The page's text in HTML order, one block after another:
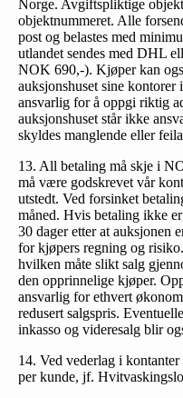
Norge. Avgiftspliktige
objektnummeret. Alle
post og belastes med
utlandet sendes med DHL
NOK 690,-). Kjøper kan
auksjonshuset sine
ansvarlig for å oppgi riktig
auksjonshuset står ikke
skyldes manglende eller
13. All betaling må skje i
må være godskrevet vår
utstedt. Ved forsinket
måned. Hvis betaling ikke
30 dager etter at auksjonen
for kjøpers regning og
hvilken måte slikt salg
den opprinnelige kjøper.
ansvarlig for ethvert
redusert salgspris.
inkasso og videresalg blir
14. Ved vederlag i
per kunde, jf.